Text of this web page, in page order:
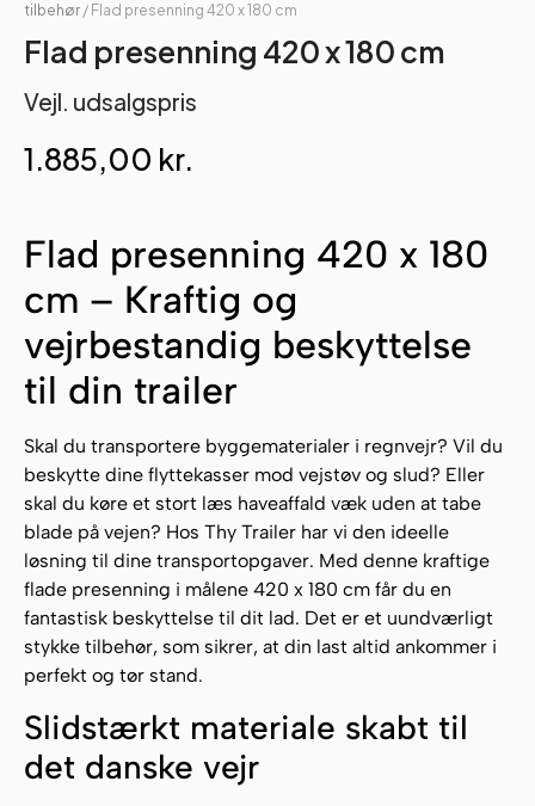
tilbehør / Flad presenning 420 x 180 cm
Flad presenning 420 x 180 cm
Vejl. udsalgspris
1.885,00 kr.
Flad presenning 420 x 180
cm – Kraftig og
vejrbestandig beskyttelse
til din trailer
Skal du transportere byggematerialer i regnvejr? Vil du
beskytte dine flyttekasser mod vejstøv og slud? Eller
skal du køre et stort læs haveaffald væk uden at tabe
blade på vejen? Hos Thy Trailer har vi den ideelle
løsning til dine transportopgaver. Med denne kraftige
flade presenning i målene 420 x 180 cm får du en
fantastisk beskyttelse til dit lad. Det er et uundværligt
stykke tilbehør, som sikrer, at din last altid ankommer i
perfekt og tør stand.
Slidstærkt materiale skabt til
det danske vejr